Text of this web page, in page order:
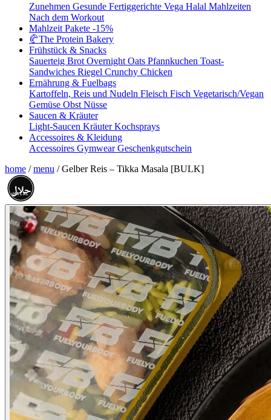
Zunehmen Gesunde Fertiggerichte Vega Halal Mahlzeiten
Nach dem Workout
Mahlzeit Pakete -15%
🥐The Protein Bakery
Frühstück & Snacks
Sauerteig Brot Overnight Oats Pfannkuchen Toast-
Sandwiches Riegel Crunchy Chicken
Ernährung & Fuelbags
Kartoffeln, Reis und Nudeln Fleisch Fisch Vegetarisch/Vegan
Gemüse Obst Nüsse
Saucen & Kräuter
Light-Saucen KräuterKochsprays
Accessoires & Kleidung
Accessoires GymwearGeschenkgutschein
home / menu / Gelber Reis – Tikka Masala [BULK]
حلال
HALAL